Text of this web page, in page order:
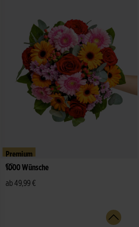
Premium
1000 Wünsche
ab 49,99 €